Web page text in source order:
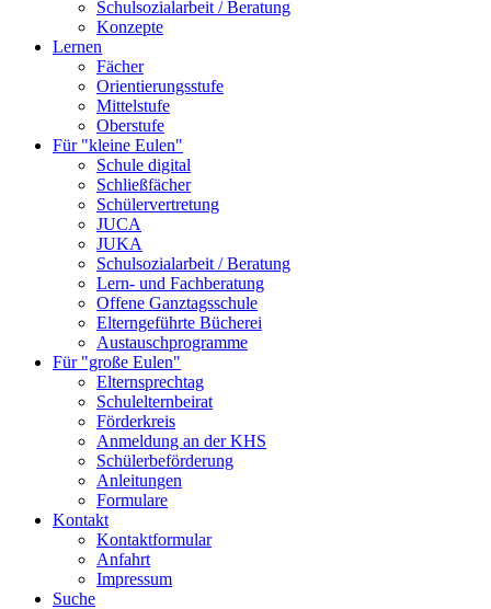
Schulsozialarbeit / Beratung
Konzepte
Lernen
Fächer
Orientierungsstufe
Mittelstufe
Oberstufe
Für "kleine Eulen"
Schule digital
Schließfächer
Schülervertretung
JUCA
JUKA
Schulsozialarbeit / Beratung
Lern- und Fachberatung
Offene Ganztagsschule
Elterngeführte Bücherei
Austauschprogramme
Für "große Eulen"
Elternsprechtag
Schulelternbeirat
Förderkreis
Anmeldung an der KHS
Schülerbeförderung
Anleitungen
Formulare
Kontakt
Kontaktformular
Anfahrt
Impressum
Suche